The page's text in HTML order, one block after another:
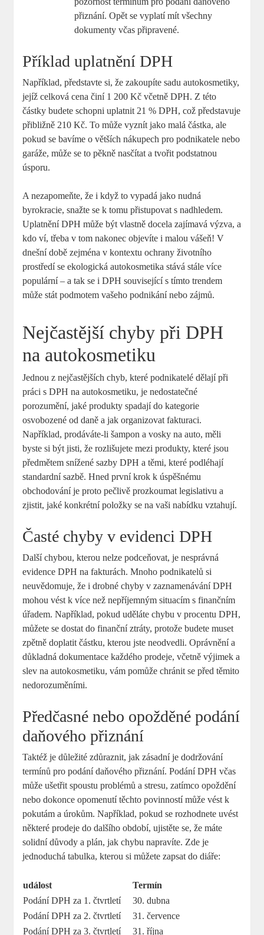
⁢přiznání. Opět se ⁢vyplatí mít všechny
dokumenty včas připravené.
Příklad ⁢uplatnění DPH
Například, představte si, že zakoupíte⁣ sadu autokosmetiky,‍
jejíž celková cena činí 1 200 Kč včetně DPH. Z této
částky budete schopni uplatnit 21 % DPH, což představuje
přibližně 210 Kč. To může vyznít ⁣jako ⁤malá⁣ částka, ale
pokud se bavíme⁤ o větších nákupech pro podnikatele nebo
garáže, může se to pěkně nasčítat a tvořit⁤ podstatnou
úsporu.
A nezapomeňte, že i když ⁢to‌ vypadá jako nudná
byrokracie, snažte se k ⁤tomu přistupovat s‌ nadhledem.
Uplatnění DPH ⁤může být ⁤vlastně docela zajímavá výzva, a
kdo ví,⁣ třeba v ‍tom ⁤nakonec objevíte i⁤ malou vášeň! V
dnešní době zejména v ⁤kontextu ochrany životního
prostředí se ekologická autokosmetika stává stále více
‍populární – a tak se ‍i DPH související s tímto trendem
může stát podmotem vašeho podnikání nebo⁤ zájmů.
Nejčastější chyby při ​DPH
na autokosmetiku
Jednou ‍z‍ nejčastějších chyb, které podnikatelé dělají při
práci ⁢s​ DPH na autokosmetiku, ‌je nedostatečné⁤
porozumění, jaké produkty spadají do kategorie
osvobozené od daně a jak organizovat fakturaci.
Například,⁢ prodáváte-li šampon a‌ vosky na auto, měli
byste si být jisti, že⁣ rozlišujete mezi produkty, které jsou
předmětem snížené ⁣sazby DPH a těmi,⁢ které ⁣podléhají⁤
standardní sazbě. Hned první⁤ krok k úspěšnému
obchodování je⁤ proto pečlivě prozkoumat legislativu a ​
zjistit, jaké konkrétní ⁣položky‌ se na vaši ‍nabídku vztahují.
Časté ⁢chyby‌ v evidenci DPH
Další chybou, kterou nelze podceňovat, je nesprávná
evidence DPH na fakturách. ⁣Mnoho ⁣podnikatelů si
neuvědomuje, že i drobné chyby v zaznamenávání DPH
mohou ⁣vést⁤ k více ⁢než nepříjemným situacím ⁣s ⁣finančním
úřadem. Například, pokud uděláte chybu v procentu ⁤DPH,
můžete se dostat do finanční ztráty, ‍protože⁣ budete muset
zpětně⁢ doplatit částku, ​kterou jste neodvedli. Oprávnění a
důkladná dokumentace každého prodeje, včetně výjimek⁣ a
slev na autokosmetiku, vám pomůže chránit se před těmito
nedorozuměními.
Předčasné nebo opožděné podání
daňového ⁣přiznání
Taktéž je důležité zdůraznit, jak⁢ zásadní je ‌dodržování⁣
termínů pro podání ‍daňového ⁤přiznání. Podání ⁢DPH včas
může ušetřit spoustu problémů a stresu, ‌zatímco opoždění
nebo dokonce opomenutí těchto povinností může vést k
pokutám a úrokům. Například,​ pokud se rozhodnete uvést
některé prodeje do dalšího období, ujistěte ‌se, že máte​
solidní důvody a plán, jak ⁤chybu napravíte.​ Zde je
jednoduchá tabulka, kterou si můžete⁢ zapsat do diáře:
‍událost
Termín
Podání DPH za ⁢1. ​čtvrtletí
30. dubna
Podání DPH za 2. čtvrtletí
31. července
Podání DPH za 3. čtvrtletí
31. října